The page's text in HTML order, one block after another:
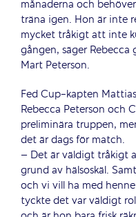
månaderna och
träna igen. Hon är inte
mycket tråkigt att inte
gången, säger
Mart Peterson.
Fed Cup-kapten
Rebecca Peterson och
preliminära truppen,
det är dags för match.
– Det är väldigt tråkigt
grund av hälsoskäl.
och vi vill ha med
tyckte det var väldigt